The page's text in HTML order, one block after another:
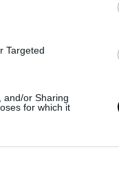
Targeted
and/or Sharing
for which it
ausencia de
las canchas.
equipo y el